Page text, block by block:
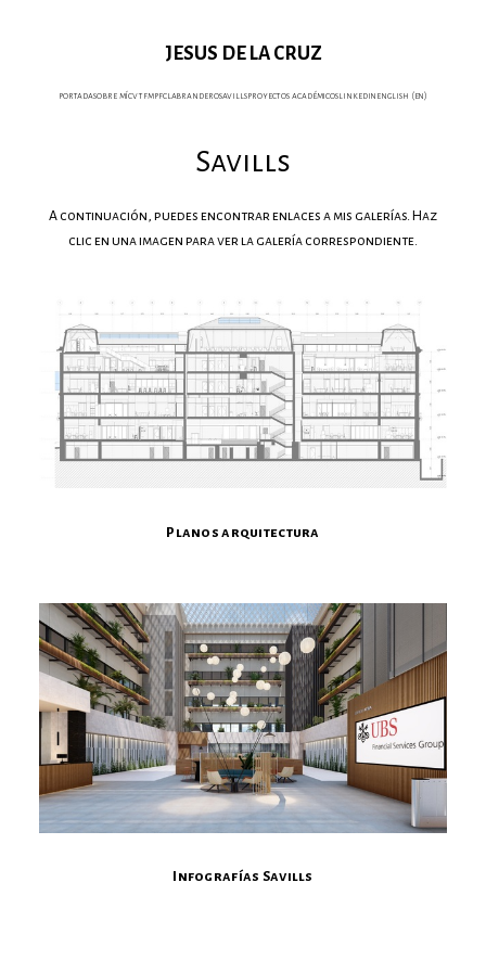
JESUS DE LA CRUZ
portadasobre mícvtfmpfclabranderosavillsproyectos académicoslinkedin english (en)
Savills
A continuación, puedes encontrar enlaces a mis galerías. Haz
clic en una imagen para ver la galería correspondiente.
Planos arquitectura
Infografías Savills